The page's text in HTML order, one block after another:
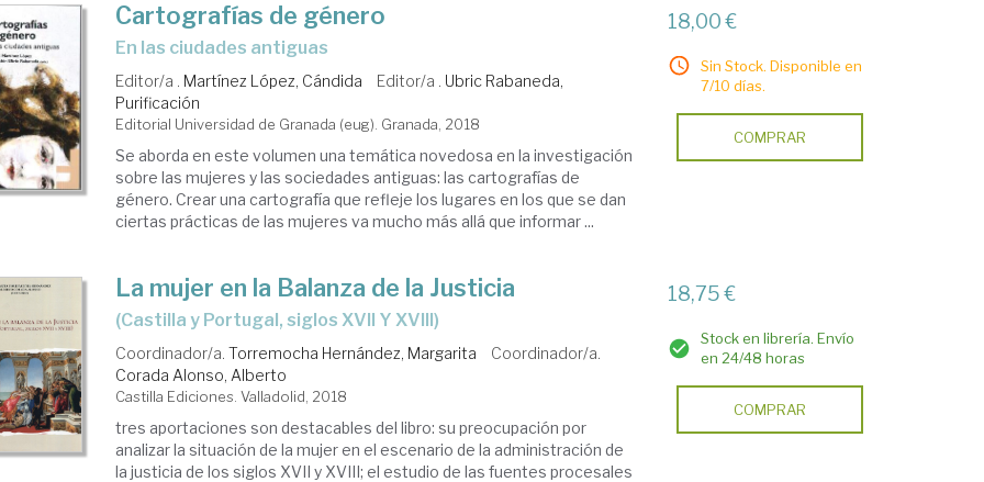
Cartografías de género
en las ciudades antiguas
Editor/a . Martínez López, Cándida Editor/a . Ubric Rabaneda,
Purificación
Editorial Universidad de Granada (eug). Granada, 2018
Se aborda en este volumen una temática novedosa en la investigación
sobre las mujeres y las sociedades antiguas: las cartografías de
género. Crear una cartografía que refleje los lugares en los que se dan
ciertas prácticas de las mujeres va mucho más allá que informar ...
18,00 €
Sin Stock. Disponible en
7/10 días.
COMPRAR
La mujer en la Balanza de la Justicia
(Castilla y Portugal, siglos XVII Y XVIII)
Coordinador/a.Torremocha Hernández, Margarita
Coordinador/a.
Corada Alonso, Alberto
Castilla Ediciones. Valladolid, 2018
tres aportaciones son destacables del libro: su preocupación por
analizar la situación de la mujer en el escenario de la administración de
la justicia de los siglos XVII y XVIII; el estudio de las fuentes procesales
18,75 €
Stock en librería. Envío
en 24/48 horas
COMPRAR